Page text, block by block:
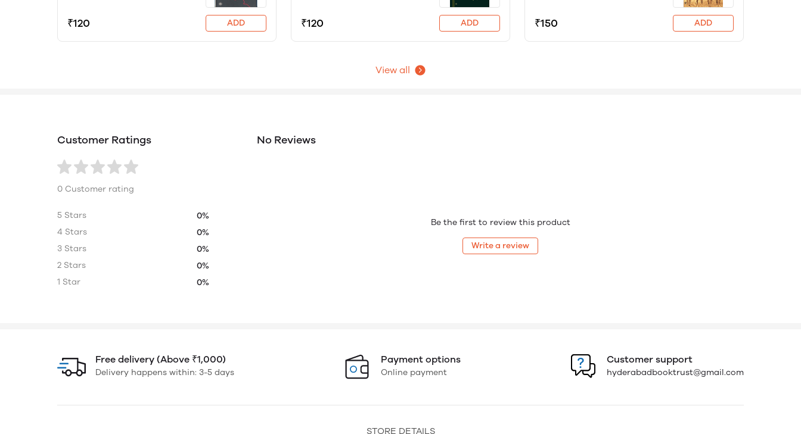
₹120 ADD ₹120 ADD ₹150 ADD
View all
Customer Ratings
0 Customer rating
5 Stars
0%
4 Stars
0%
3 Stars
0%
2 Stars
0%
1 Star
0%
No Reviews
Be the first to review this product
Write a review
Free delivery (Above ₹1,000)
Delivery happens within: 3-5 days
Payment options
Online payment
Customer support
hyderabadbooktrust@gmail.com
STORE DETAILS